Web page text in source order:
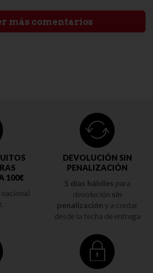
más comentarios
100€
DEVOLUCIÓN SIN
PENALIZACIÓN
5 días hábiles para
devolución sin
penalización y a contar
desde la fecha de entrega